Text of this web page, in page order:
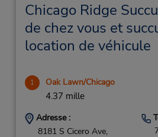
Chicago Ridge
de chez vous et
location de véhicule
1 Oak Lawn/Chicago
4.37 mille
Adresse :
8181 S Cicero Ave,